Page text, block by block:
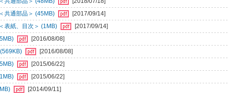
共通部品＞ (45MB)
[2017/09/14]
表紙、目次＞ (1MB)
[2017/09/14]
[2016/08/08]
[2016/08/08]
[2015/06/22]
[2015/06/22]
[2014/09/11]